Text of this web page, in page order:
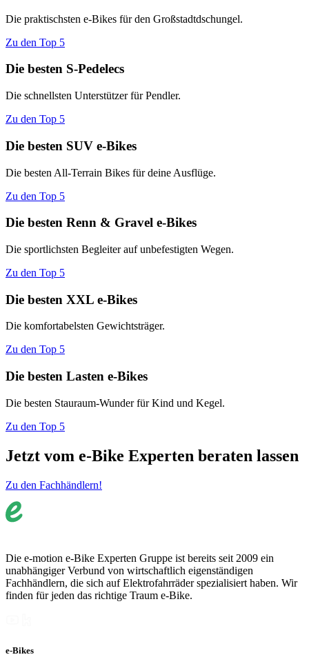
Die praktischsten e-Bikes für den Großstadtdschungel.
Zu den Top 5
Die besten S-Pedelecs
Die schnellsten Unterstützer für Pendler.
Zu den Top 5
Die besten SUV e-Bikes
Die besten All-Terrain Bikes für deine Ausflüge.
Zu den Top 5
Die besten Renn & Gravel e-Bikes
Die sportlichsten Begleiter auf unbefestigten Wegen.
Zu den Top 5
Die besten XXL e-Bikes
Die komfortabelsten Gewichtsträger.
Zu den Top 5
Die besten Lasten e-Bikes
Die besten Stauraum-Wunder für Kind und Kegel.
Zu den Top 5
Jetzt vom e-Bike Experten beraten lassen
Zu den Fachhändlern!
Die e-motion e-Bike Experten Gruppe ist bereits seit 2009 ein
unabhängiger Verbund von wirtschaftlich eigenständigen
Fachhändlern, die sich auf Elektrofahrräder spezialisiert haben. Wir
finden für jeden das richtige Traum e-Bike.
e-Bikes